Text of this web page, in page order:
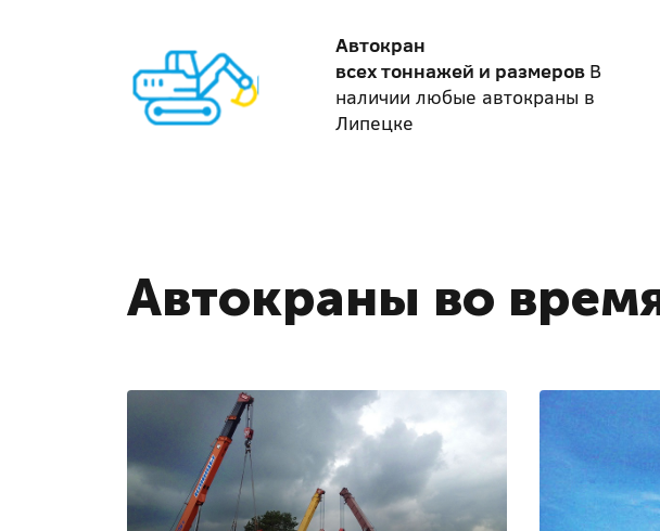
Автокран
всех тоннажей и размеров В
наличии любые автокраны в
Липецке
Автокраны во